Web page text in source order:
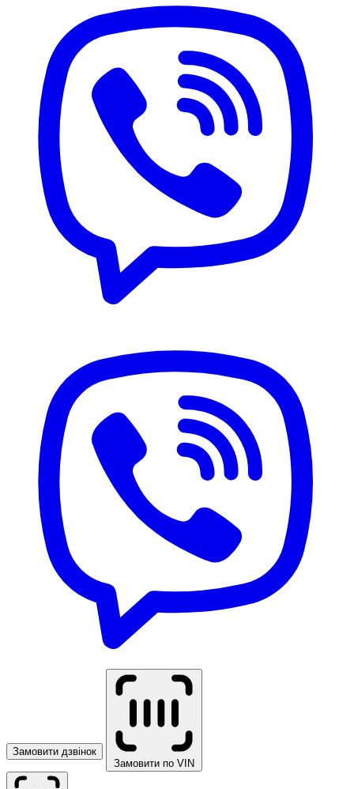
Замовити дзвінок
Замовити по VIN